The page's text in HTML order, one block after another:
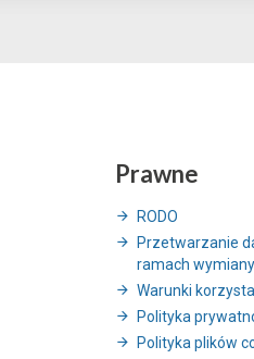
Prawne
RODO
Przetwarzanie
ramach
Warunki
Polityka
Polityka plików